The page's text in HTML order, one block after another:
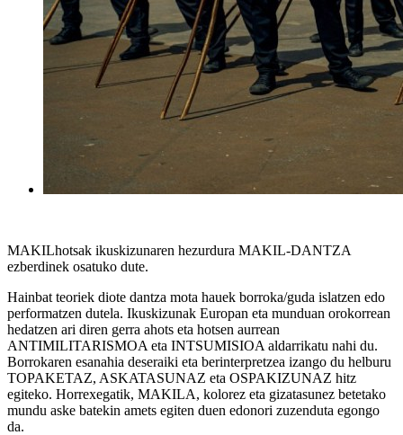
MAKILhotsak ikuskizunaren hezurdura MAKIL-DANTZA
ezberdinek osatuko dute.
Hainbat teoriek diote dantza mota hauek borroka/guda islatzen edo
performatzen dutela. Ikuskizunak Europan eta munduan orokorrean
hedatzen ari diren gerra ahots eta hotsen aurrean
ANTIMILITARISMOA eta INTSUMISIOA aldarrikatu nahi du.
Borrokaren esanahia deseraiki eta berinterpretzea izango du helburu
TOPAKETAZ, ASKATASUNAZ eta OSPAKIZUNAZ hitz
egiteko. Horrexegatik, MAKILA, kolorez eta gizatasunez betetako
mundu aske batekin amets egiten duen edonori zuzenduta egongo
da.